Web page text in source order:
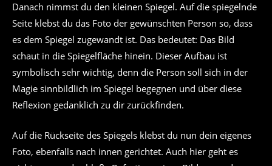
Danach nimmst du den kleinen Spiegel. Auf die spiegelnde
Seite klebst du das Foto der gewünschten Person so, dass
es dem Spiegel zugewandt ist. Das bedeutet: Das Bild
schaut in die Spiegelfläche hinein. Dieser Aufbau ist
symbolisch sehr wichtig, denn die Person soll sich in der
Magie sinnbildlich im Spiegel begegnen und über diese
Reflexion gedanklich zu dir zurückfinden.
Auf die Rückseite des Spiegels klebst du nun dein eigenes
Foto, ebenfalls nach innen gerichtet. Auch hier geht es